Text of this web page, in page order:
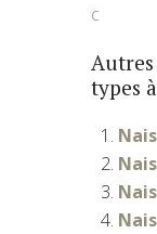
c
types